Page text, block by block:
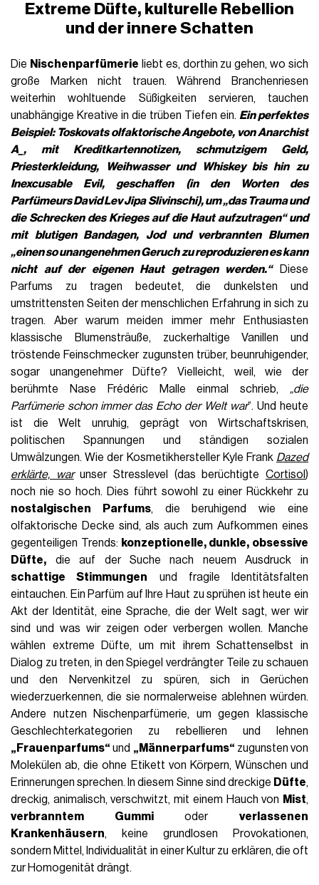
Extreme Düfte, kulturelle Rebellion
und der innere Schatten
Die Nischenparfümerie liebt es, dorthin zu gehen, wo sich
große Marken nicht trauen. Während Branchenriesen
weiterhin wohltuende Süßigkeiten servieren, tauchen
unabhängige Kreative in die trüben Tiefen ein. Ein perfektes
Beispiel: Toskovats olfaktorische Angebote, vonAnarchist
A_, mit Kreditkartennotizen, schmutzigem Geld,
Priesterkleidung, Weihwasser und Whiskey bis hin zu
Inexcusable Evil, geschaffen (in den Worten des
ParfümeursDavid Lev Jipa Slivinschi), um „das Trauma und
die Schrecken des Krieges auf die Haut aufzutragen“ und
mit blutigen Bandagen, Jodund verbrannten Blumen
„einen so unangenehmen Geruch zu reproduzieren es kann
nicht auf der eigenen
Haut getragen werden.“Diese
Parfums zu tragen bedeutet, die dunkelsten und
umstrittensten Seiten der menschlichen Erfahrung in sich zu
tragen. Aber warum meiden immer mehr Enthusiasten
klassische Blumensträuße, zuckerhaltige Vanillen und
tröstende Feinschmecker zugunsten trüber, beunruhigender,
sogar unangenehmer Düfte? Vielleicht, weil, wie der
berühmte Nase Frédéric Malle einmal schrieb, „die
Parfümerie schon immer das Echo der Welt war“. Und heute
ist die Welt unruhig, geprägt von Wirtschaftskrisen,
politischen Spannungen und ständigen sozialen
Umwälzungen. Wie der Kosmetikhersteller Kyle Frank Dazed
erklärte, warunser Stresslevel (das berüchtigte Cortisol )
noch nie so hoch. Dies führt sowohl zu einer Rückkehr zu
nostalgischen Parfums, die beruhigend wie eine
olfaktorische Decke sind, als auch zum Aufkommen eines
gegenteiligen Trends: konzeptionelle, dunkle, obsessive
Düfte, die auf der Suche nach neuem Ausdruck in
schattige Stimmungen und fragile Identitätsfalten
eintauchen. Ein Parfüm auf Ihre Haut zu sprühen ist heute ein
Akt der Identität, eine Sprache, die der Welt sagt, wer wir
sind und was wir zeigen oder verbergen wollen. Manche
wählen extreme Düfte, um mit ihrem Schattenselbst in
Dialog zu treten, in den Spiegel verdrängter Teile zu schauen
und den Nervenkitzel zu spüren, sich in Gerüchen
wiederzuerkennen, die sie normalerweise ablehnen würden.
Andere nutzen Nischenparfümerie, um gegen klassische
Geschlechterkategorien zu rebellieren und lehnen
„Frauenparfums“ und „Männerparfums“ zugunsten von
Molekülen ab, die ohne Etikett von Körpern, Wünschen und
Erinnerungen sprechen. In diesem Sinne sind dreckige Düfte,
dreckig, animalisch, verschwitzt, mit einem Hauch von Mist,
verbranntem Gummioder verlassenen
Krankenhäusern, keine grundlosen Provokationen,
sondern Mittel, Individualität in einer Kultur zu erklären, die oft
zur Homogenität drängt.